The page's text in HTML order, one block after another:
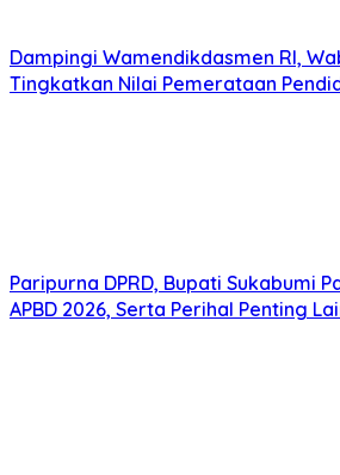
Dampingi Wamendikdasmen RI,
Tingkatkan Nilai Pemerataan
Paripurna DPRD, Bupati Sukabumi
APBD 2026, Serta Perihal Penting